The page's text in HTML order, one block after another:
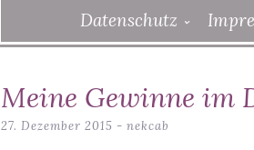
to
Datenschutz
Meine Gewinne im
27. Dezember 2015 - nekcab